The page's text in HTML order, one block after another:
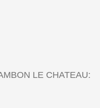
LE CHATEAU: